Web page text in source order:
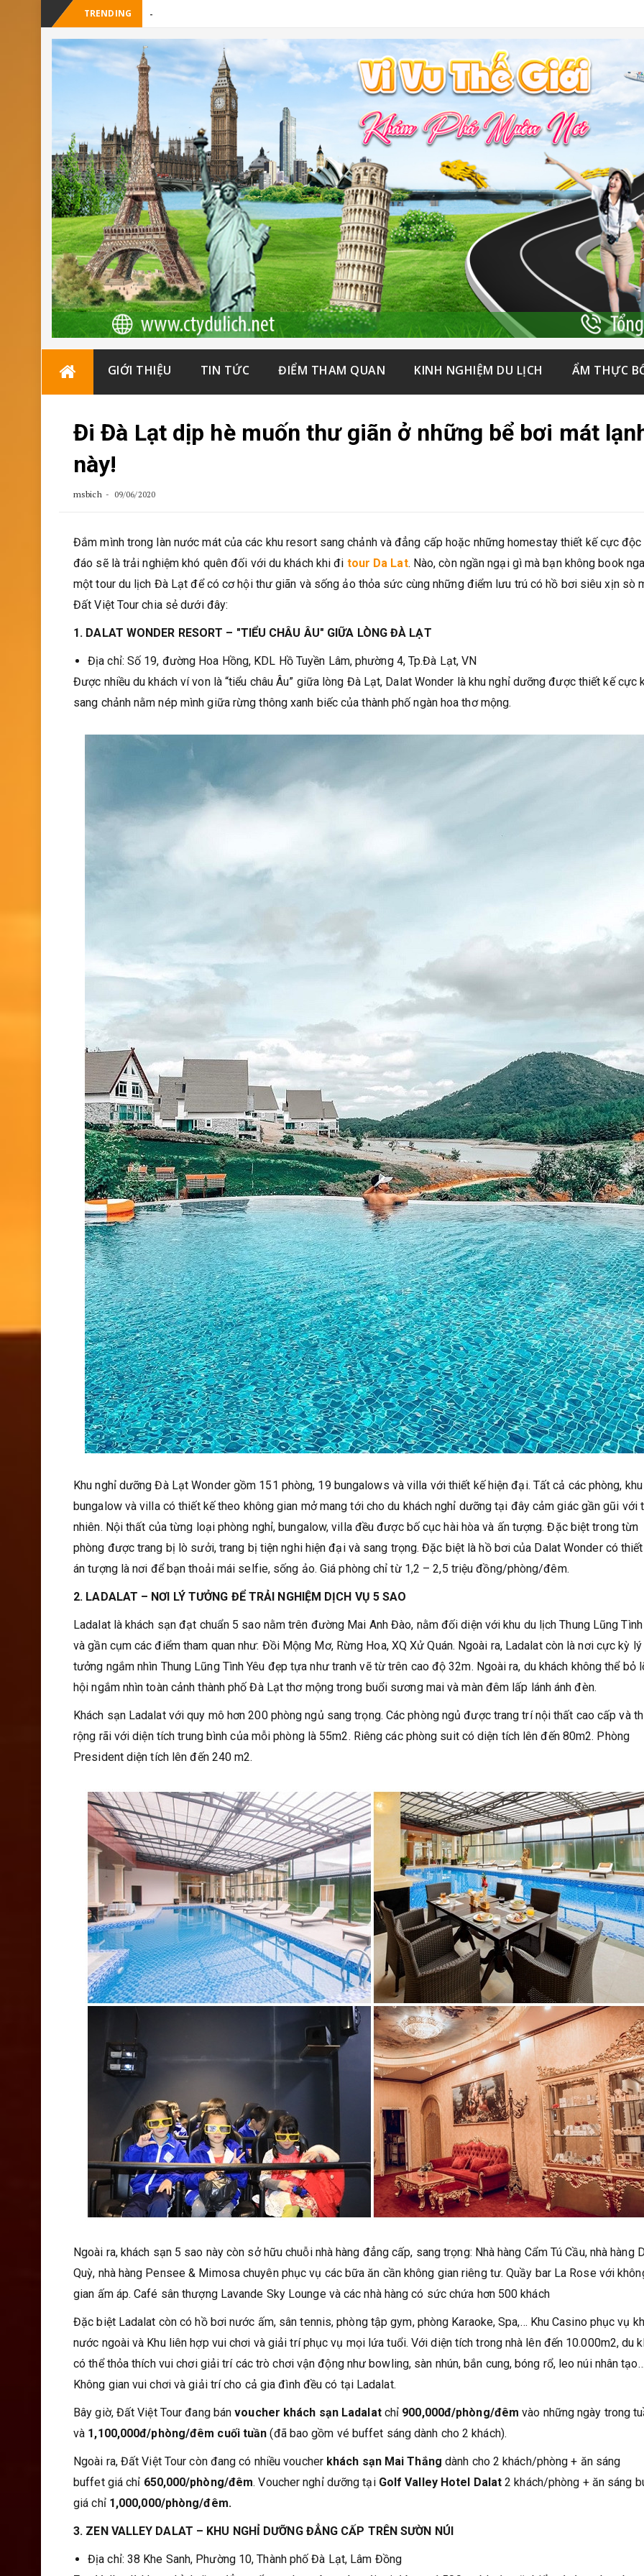
TRENDING Cây Ráy kh
GIỚI THIỆU TIN TỨC ĐIỂM THAM QUAN KINH NGHIỆM DU LỊCH ẨM THỰC
Đi Đà Lạt dịp hè muốn thư giãn ở những bể bơi mát
này!
msbich 09/06/2020
Đắm mình trong làn nước mát của các khu resort sang chảnh và đẳng cấp hoặc những homestay thiết kế cực độc
đáo sẽ là trải nghiệm khó quên đối với du khách khi đi tour Da Lat. Nào, còn ngần ngại gì mà bạn không book
một tour du lịch Đà Lạt để có cơ hội thư giãn và sống ảo thỏa sức cùng những điểm lưu trú có hồ bơi siêu xịn sò
Đất Việt Tour chia sẻ dưới đây:
1. DALAT WONDER RESORT – "TIỂU CHÂU ÂU" GIỮA LÒNG ĐÀ LẠT
Địa chỉ: Số 19, đường Hoa Hồng, KDL Hồ Tuyền Lâm, phường 4, Tp.Đà Lạt, VN
Được nhiều du khách ví von là “tiểu châu Âu” giữa lòng Đà Lạt, Dalat Wonder là khu nghỉ dưỡng được thiết kế cực
sang chảnh nằm nép mình giữa rừng thông xanh biếc của thành phố ngàn hoa thơ mộng.
Khu nghỉ dưỡng Đà Lạt Wonder gồm 151 phòng, 19 bungalows và villa với thiết kế hiện đại. Tất cả các phòng, khu
bungalow và villa có thiết kế theo không gian mở mang tới cho du khách nghỉ dưỡng tại đây cảm giác gần gũi với
nhiên. Nội thất của từng loại phòng nghỉ, bungalow, villa đều được bố cục hài hòa và ấn tượng. Đặc biệt trong từn
phòng được trang bị lò sưởi, trang bị tiện nghi hiện đại và sang trọng. Đặc biệt là hồ bơi của Dalat Wonder có
án tượng là nơi để bạn thoải mái selfie, sống ảo. Giá phòng chỉ từ 1,2 – 2,5 triệu đồng/phòng/đêm.
2. LADALAT – NƠI LÝ TƯỞNG ĐỂ TRẢI NGHIỆM DỊCH VỤ 5 SAO
Ladalat là khách sạn đạt chuẩn 5 sao nằm trên đường Mai Anh Đào, nằm đối diện với khu du lịch Thung Lũng Tình
và gần cụm các điểm tham quan như: Đồi Mộng Mơ, Rừng Hoa, XQ Xử Quán. Ngoài ra, Ladalat còn là nơi cực kỳ lý
tưởng ngắm nhìn Thung Lũng Tình Yêu đẹp tựa như tranh vẽ từ trên cao độ 32m. Ngoài ra, du khách không thể bỏ
hội ngắm nhìn toàn cảnh thành phố Đà Lạt thơ mộng trong buổi sương mai và màn đêm lấp lánh ánh đèn.
Khách sạn Ladalat với quy mô hơn 200 phòng ngủ sang trọng. Các phòng ngủ được trang trí nội thất cao cấp và
rộng rãi với diện tích trung bình của mỗi phòng là 55m2. Riêng các phòng suit có diện tích lên đến 80m2. Phòng
President diện tích lên đến 240 m2.
Ngoài ra, khách sạn 5 sao này còn sở hữu chuỗi nhà hàng đẳng cấp, sang trọng: Nhà hàng Cẩm Tú Cầu, nhà hàng
Quỳ, nhà hàng Pensee & Mimosa chuyên phục vụ các bữa ăn cần không gian riêng tư. Quầy bar La Rose với
gian ấm áp. Café sân thượng Lavande Sky Lounge và các nhà hàng có sức chứa hơn 500 khách
Đặc biệt Ladalat còn có hồ bơi nước ấm, sân tennis, phòng tập gym, phòng Karaoke, Spa,… Khu Casino phục vụ
nước ngoài và Khu liên hợp vui chơi và giải trí phục vụ mọi lứa tuổi. Với diện tích trong nhà lên đến 10.000m2, du
có thể thỏa thích vui chơi giải trí các trò chơi vận động như bowling, sàn nhún, bắn cung, bóng rổ, leo núi nhân
Không gian vui chơi và giải trí cho cả gia đình đều có tại Ladalat.
Bây giờ, Đất Việt Tour đang bánvoucher khách sạn Ladalat chỉ 900,000đ/phòng/đêm vào những ngày trong
và 1,100,000đ/phòng/đêm cuối tuần(đã bao gồm vé buffet sáng dành cho 2 khách).
Ngoài ra, Đất Việt Tour còn đang có nhiều voucher khách sạn Mai Thắng dành cho 2 khách/phòng + ăn sáng
buffet giá chỉ 650,000/phòng/đêm. Voucher nghỉ dưỡng tại Golf Valley Hotel Dalat2 khách/phòng + ăn sáng
giá chỉ 1,000,000/phòng/đêm.
3. ZEN VALLEY DALAT – KHU NGHỈ DƯỠNG ĐẲNG CẤP TRÊN SƯỜN NÚI
Địa chỉ: 38 Khe Sanh, Phường 10, Thành phố Đà Lạt, Lâm Đồng